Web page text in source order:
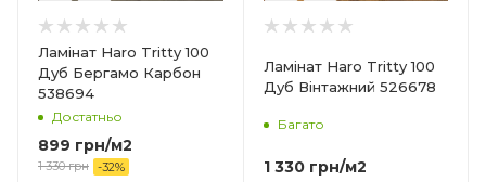
Ламінат Haro Tritty 100
Дуб Бергамо Карбон
538694
Достатньо
899 грн/м2
1 330грн -32%
Ширина
193 мм
Довжина
1282 мм
Фаска
4V
Ламінат Haro Tritty 100
Дуб Вінтажний 526678
Багато
1 330грн/м2